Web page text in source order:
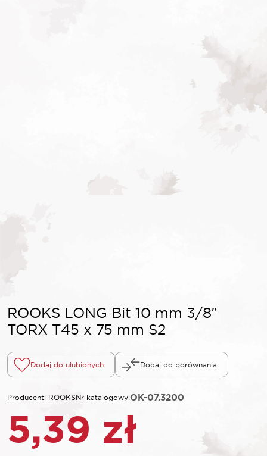
ROOKS LONG Bit 10 mm 3/8″
TORX T45 x 75 mm S2
Dodaj do ulubionych Dodaj do porównania
Producent: ROOKSNr katalogowy:OK-07.3200
5,39 zł